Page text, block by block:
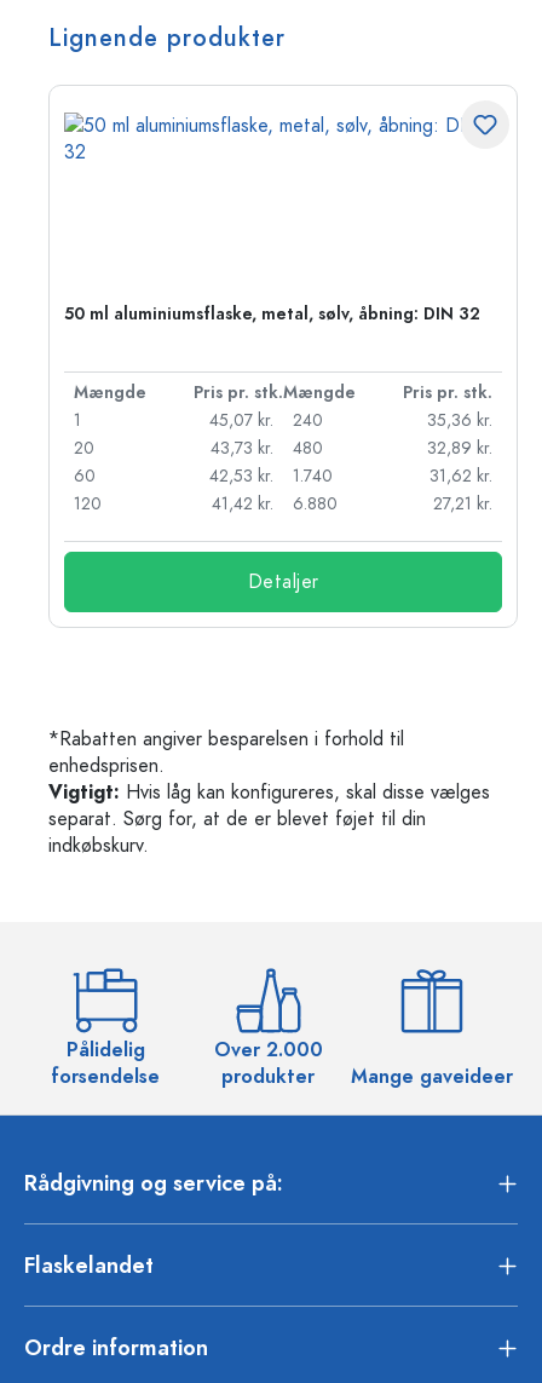
Lignende produkter
50 ml aluminiumsflaske, metal, sølv, åbning: DIN 32
Mængde Pris pr. stk.Mængde
Pris pr. stk.
1
45,07 kr.
20
43,73 kr.
60
42,53 kr.
120
41,42 kr.
240
35,36 kr.
480
32,89 kr.
1.740
31,62 kr.
6.880
27,21 kr.
Detaljer
*Rabatten angiver besparelsen i forhold til
enhedsprisen.
Vigtigt: Hvis låg kan konfigureres, skal disse vælges
separat. Sørg for, at de er blevet føjet til din
indkøbskurv.
Pålidelig
forsendelse
Over 2.000
produkter
Mange gaveideer
Rådgivning og service på:
Flaskelandet
Ordre information